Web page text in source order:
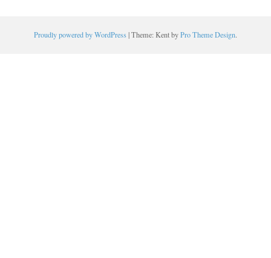
Proudly powered by WordPress|Theme: Kent byPro Theme Design.